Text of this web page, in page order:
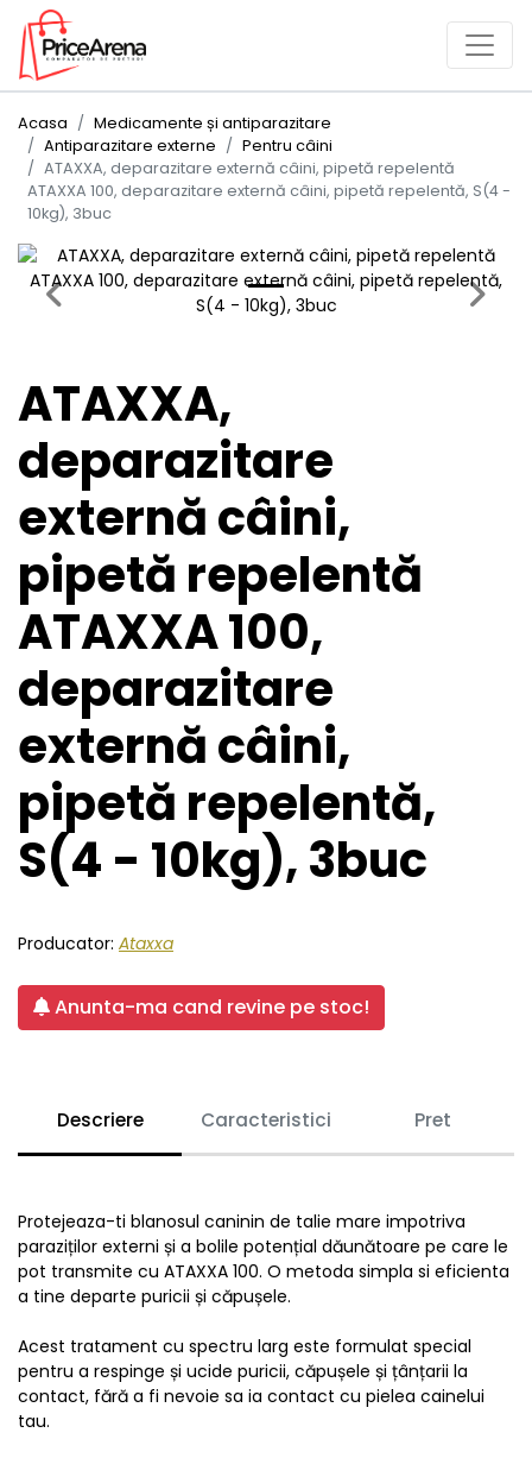
Acasa
Medicamente și antiparazitare
Antiparazitare externe
Pentru câini
ATAXXA, deparazitare externă câini, pipetă repelentă
ATAXXA 100, deparazitare externă câini, pipetă repelentă, S(4 -
10kg), 3buc
Previous Next
ATAXXA,
deparazitare
externă câini,
pipetă repelentă
ATAXXA 100,
deparazitare
externă câini,
pipetă repelentă,
S(4 - 10kg), 3buc
Producator: Ataxxa
Anunta-ma cand revine pe stoc!
Descriere Caracteristici Pret
Protejeaza-ti blanosul caninin de talie mare impotriva
paraziților externi și a bolile potențial dăunătoare pe care le
pot transmite cu ATAXXA 100. O metoda simpla si eficienta
a tine departe puricii și căpușele.
Acest tratament cu spectru larg este formulat special
pentru a respinge și ucide puricii, căpușele și țânțarii la
contact, fără a fi nevoie sa ia contact cu pielea cainelui
tau.